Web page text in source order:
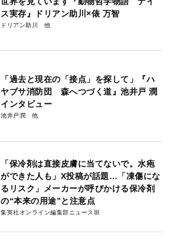
ス実存』ドリアン助川×俵 万智
ドリアン助川
「過去と現在の「接点」を探して」『ハ
ヤブサ消防団 森へつづく道』池井戸 潤
インタビュー
池井戸潤
「保冷剤は直接皮膚に当てないで。水疱
ができた人も」X投稿が話題…「凍傷にな
るリスク」メーカーが呼びかける保冷剤
の“本来の用途”と注意点
集英社オンライン編集部ニュース班